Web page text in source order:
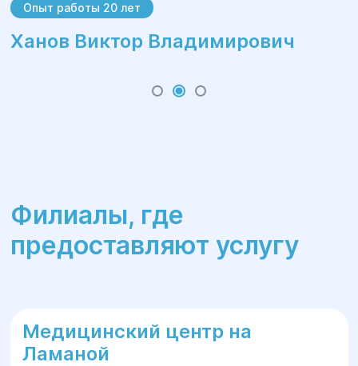
Опыт работы 20 лет
Ханов Виктор Владимирович
Филиалы, где
предоставляют услугу
Медицинский центр на
Ламаной